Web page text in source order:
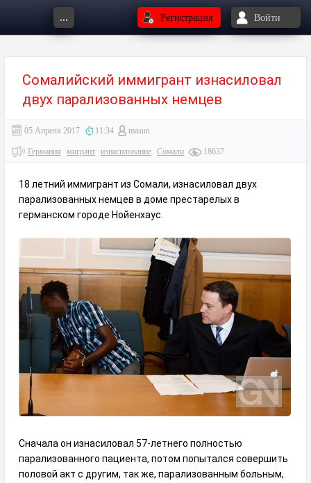
... Регистрация Войти
Сомалийский иммигрант изнасиловал
двух парализованных немцев
05 Апреля 2017 11:34 masun
Германия мигрант изнасилование Сомали 18637
18 летний иммигрант из Сомали, изнасиловал двух
парализованных немцев в доме престарелых в
германском городе Нойенхаус.
Сначала он изнасиловал 57-летнего полностью
парализованного пациента, потом попытался совершить
половой акт с другим, так же, парализованным больным,